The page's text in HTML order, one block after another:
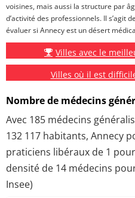
voisines, mais aussi la structure par
d’activité des professionnels. Il s’agit
évaluer si Annecy est un désert
Villes avec le
Villes où il est
Nombre de médecins
Avec 185 médecins
132 117 habitants, Annecy
praticiens libéraux de 1
densité de 14 médecins
Insee)